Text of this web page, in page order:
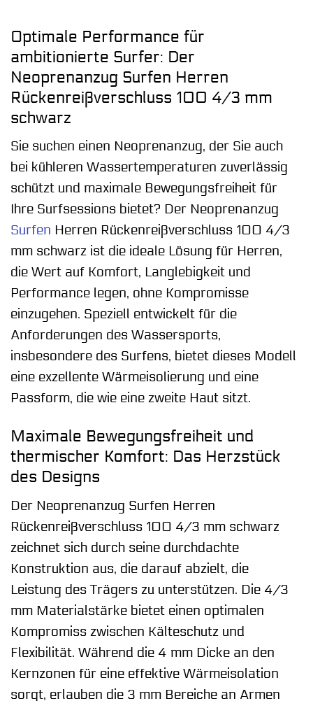
Optimale Performance für
ambitionierte Surfer: Der
Neoprenanzug Surfen Herren
Rückenreißverschluss 100 4/3 mm
schwarz
Sie suchen einen Neoprenanzug, der Sie auch
bei kühleren Wassertemperaturen zuverlässig
schützt und maximale Bewegungsfreiheit für
Ihre Surfsessions bietet? Der Neoprenanzug
Surfen Herren Rückenreißverschluss 100 4/3
mm schwarz ist die ideale Lösung für Herren,
die Wert auf Komfort, Langlebigkeit und
Performance legen, ohne Kompromisse
einzugehen. Speziell entwickelt für die
Anforderungen des Wassersports,
insbesondere des Surfens, bietet dieses Modell
eine exzellente Wärmeisolierung und eine
Passform, die wie eine zweite Haut sitzt.
Maximale Bewegungsfreiheit und
thermischer Komfort: Das Herzstück
des Designs
Der Neoprenanzug Surfen Herren
Rückenreißverschluss 100 4/3 mm schwarz
zeichnet sich durch seine durchdachte
Konstruktion aus, die darauf abzielt, die
Leistung des Trägers zu unterstützen. Die 4/3
mm Materialstärke bietet einen optimalen
Kompromiss zwischen Kälteschutz und
Flexibilität. Während die 4 mm Dicke an den
Kernzonen für eine effektive Wärmeisolation
sorgt, erlauben die 3 mm Bereiche an Armen